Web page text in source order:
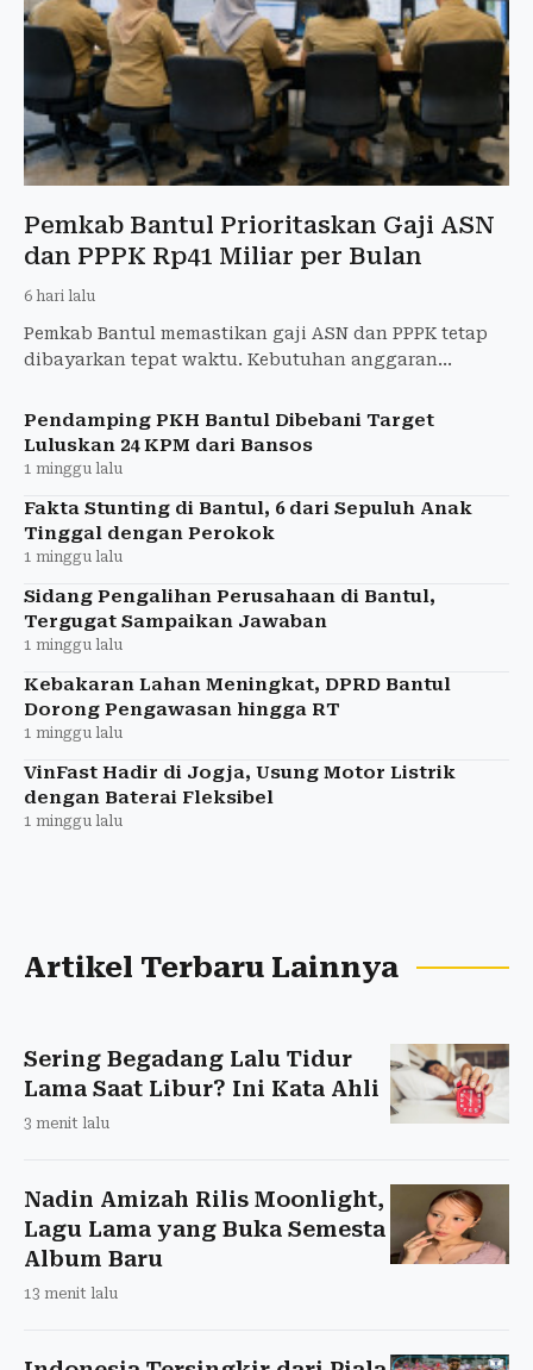
Pemkab Bantul Prioritaskan Gaji ASN
dan PPPK Rp41 Miliar per Bulan
6 hari lalu
Pemkab Bantul memastikan gaji ASN dan PPPK tetap
dibayarkan tepat waktu. Kebutuhan anggaran
Pendamping PKH Bantul Dibebani Target
Luluskan 24 KPM dari Bansos
1 minggu lalu
Fakta Stunting di Bantul, 6 dari Sepuluh Anak
Tinggal dengan Perokok
1 minggu lalu
Sidang Pengalihan Perusahaan di Bantul,
Tergugat Sampaikan Jawaban
1 minggu lalu
Kebakaran Lahan Meningkat, DPRD Bantul
Dorong Pengawasan hingga RT
1 minggu lalu
VinFast Hadir di Jogja, Usung Motor Listrik
dengan Baterai Fleksibel
1 minggu lalu
Artikel Terbaru Lainnya
Sering Begadang Lalu Tidur
Lama Saat Libur? Ini Kata Ahli
3 menit lalu
Nadin Amizah Rilis Moonlight,
Lagu Lama yang Buka Semesta
Album Baru
13 menit lalu